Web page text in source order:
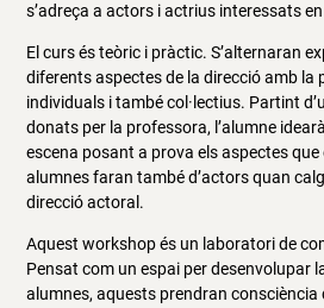
s’adreça a actors i actrius interessats
El curs és teòric i pràctic. S’alternaran
diferents aspectes de la direcció amb la
individuals i també col·lectius. Partint
donats per la professora, l’alumne
escena posant a prova els aspectes
alumnes faran també d’actors quan
direcció actoral.
Aquest workshop és un laboratori de
Pensat com un espai per desenvolupar
alumnes, aquests prendran consciència